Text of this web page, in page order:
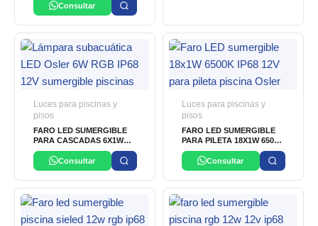
Consultar
Luces para piscinas y
pisos
FARO LED SUMERGIBLE
PARA CASCADAS 6X1W
RGB IP68 12V OSLER
Consultar
Luces para piscinas y
pisos
FARO LED SUMERGIBLE
PARA PILETA 18X1W 6500K
IP68 12V OSLER
Consultar